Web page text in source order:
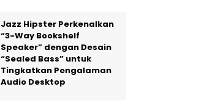
Jazz Hipster Perkenalkan
“3-Way Bookshelf
Speaker” dengan Desain
“Sealed Bass” untuk
Tingkatkan Pengalaman
Audio Desktop